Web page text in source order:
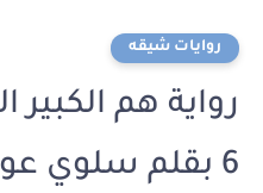
روايات شيقه
رواية هم
6 بقلم سلوي عوض